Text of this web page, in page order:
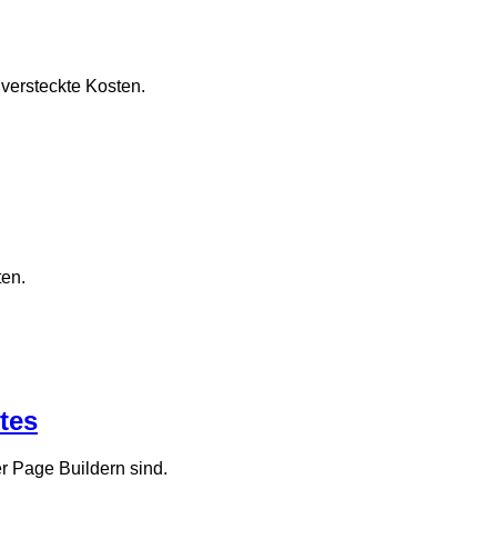
Kosten.
Page Buildern sind.